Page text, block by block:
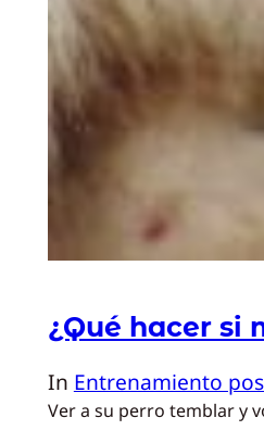
¿Qué hacer si
In Entrenamiento
Ver a su perro temblar y